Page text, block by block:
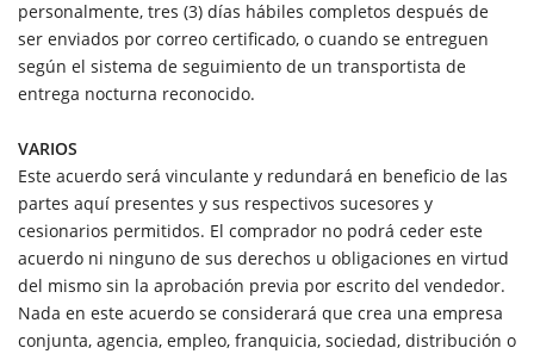
personalmente, tres (3) días hábiles completos después de
ser enviados por correo certificado, o cuando se entreguen
según el sistema de seguimiento de un transportista de
entrega nocturna reconocido.
VARIOS
Este acuerdo será vinculante y redundará en beneficio de las
partes aquí presentes y sus respectivos sucesores y
cesionarios permitidos. El comprador no podrá ceder este
acuerdo ni ninguno de sus derechos u obligaciones en virtud
del mismo sin la aprobación previa por escrito del vendedor.
Nada en este acuerdo se considerará que crea una empresa
conjunta, agencia, empleo, franquicia, sociedad, distribución o